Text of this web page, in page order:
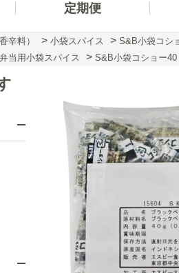
定期便
辛料） > 小袋スパイス > S&B小袋コシ
当用小袋スパイス > S&B小袋コショー